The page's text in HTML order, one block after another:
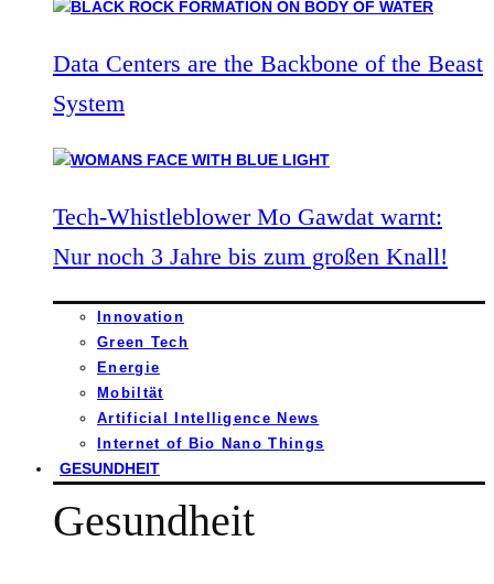
Data Centers are the Backbone of the Beast
System
Tech-Whistleblower Mo Gawdat warnt:
Nur noch 3 Jahre bis zum großen Knall!
Innovation
Green Tech
Energie
Mobiltät
Artificial Intelligence News
Internet of Bio Nano Things
GESUNDHEIT
Gesundheit